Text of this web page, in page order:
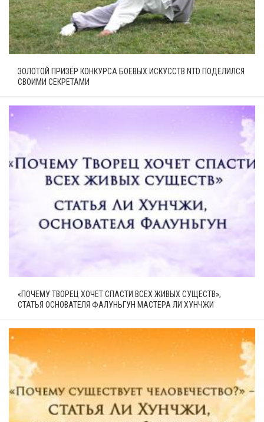
ЗОЛОТОЙ ПРИЗЁР КОНКУРСА БОЕВЫХ ИСКУССТВ NTD ПОДЕЛИЛСЯ
СВОИМИ СЕКРЕТАМИ
«ПОЧЕМУ ТВОРЕЦ ХОЧЕТ СПАСТИ ВСЕХ ЖИВЫХ СУЩЕСТВ»,
СТАТЬЯ ОСНОВАТЕЛЯ ФАЛУНЬГУН МАСТЕРА ЛИ ХУНЧЖИ